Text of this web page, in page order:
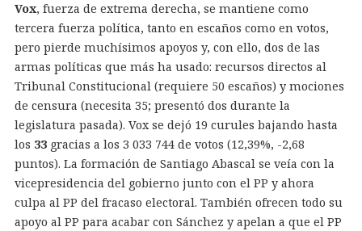
Vox, fuerza de extrema derecha, se mantiene como
tercera fuerza política, tanto en escaños como en votos,
pero pierde muchísimos apoyos y, con ello, dos de las
armas políticas que más ha usado: recursos directos al
Tribunal Constitucional (requiere 50 escaños) y mociones
de censura (necesita 35; presentó dos durante la
legislatura pasada). Vox se dejó 19 curules bajando hasta
los 33gracias a los 3 033 744 de votos (12,39%, -2,68
puntos). La formación de Santiago Abascal se veía con la
vicepresidencia del gobierno junto con el PP y ahora
culpa al PP del fracaso electoral. También ofrecen todo su
apoyo al PP para acabar con Sánchez y apelan a que el PP